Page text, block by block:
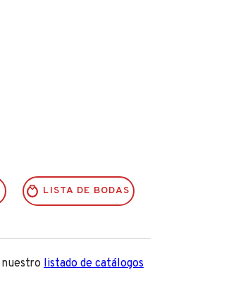
LISTA DE BODAS
listado de catálogos